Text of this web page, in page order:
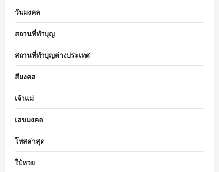
วันมงคล
สถานที่ทำบุญ
สถานที่ทำบุญต่างประเทศ
สีมงคล
เจ้าแม่
เลขมงคล
โพสล่าสุด
ใบ้หวย